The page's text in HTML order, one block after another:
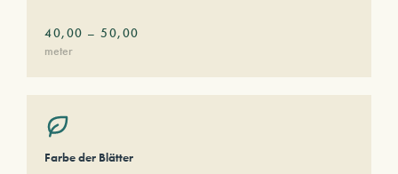
40,00 – 50,00
meter
Farbe der Blätter